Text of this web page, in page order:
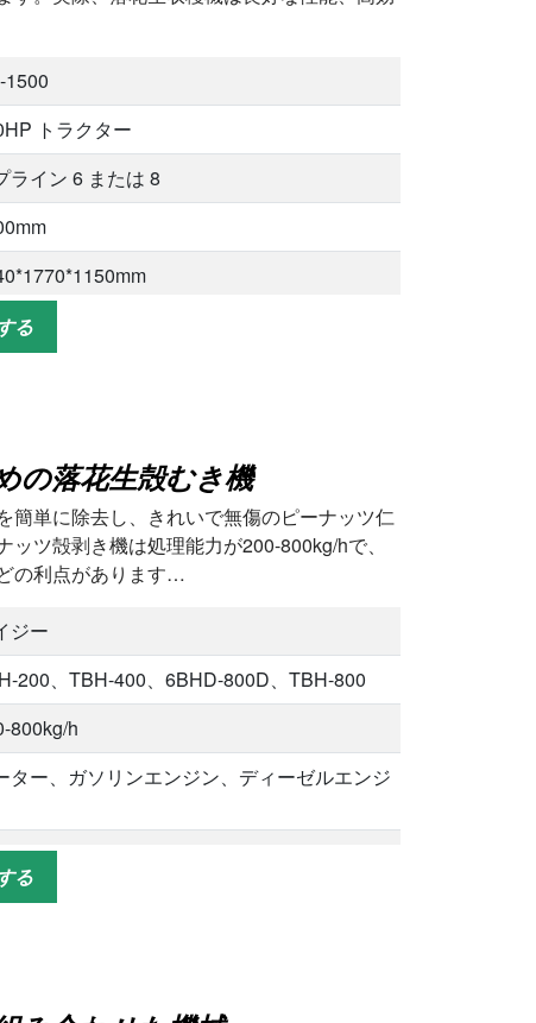
1500
トラクター
ライン 6 または 8
る
の落花生殻むき機
簡単に除去し、きれいで無傷のピーナッツ仁
ツ殻剥き機は処理能力が200-800kg/hで、
の利点があります…
ジー
200、TBH-400、6BHD-800D、TBH-800
800kg/h
ター、ガソリンエンジン、ディーゼルエンジ
率、柔軟な電力選択、カスタマイズ
ターサービス、オンライン指導、24時間365
る